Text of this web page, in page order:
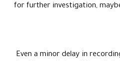
for further investigation,
Even a minor delay in